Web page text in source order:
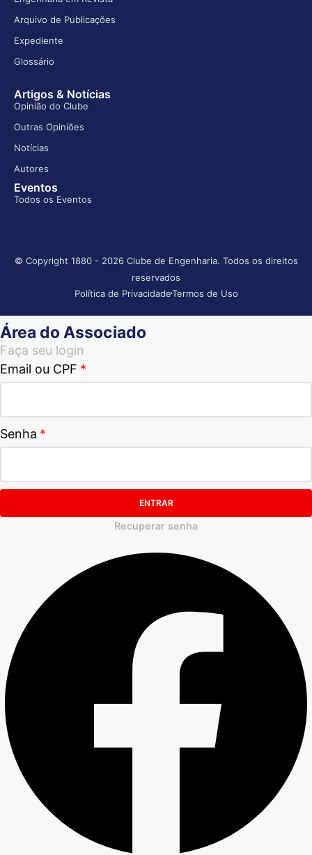
Arquivo de Publicações
Expediente
Glossário
Artigos & Notícias
Opinião do Clube
Outras Opiniões
Notícias
Autores
Eventos
Todos os Eventos
© Copyright 1880 - 2026 Clube de Engenharia. Todos os direitos
reservados
Política de PrivacidadeTermos de Uso
Área do Associado
Faça seu login
Email ou CPF
Senha
ENTRAR
Recuperar senha